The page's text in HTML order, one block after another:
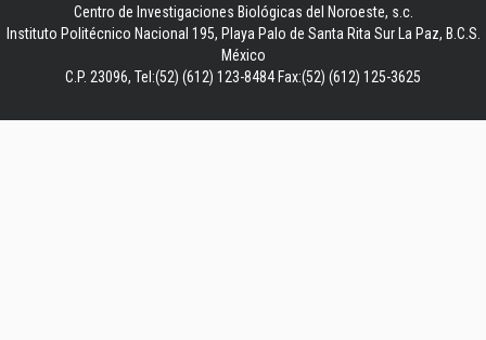
Centro de Investigaciones Biológicas del Noroeste, s.c.
Instituto Politécnico Nacional 195, Playa Palo de Santa Rita Sur La Paz, B.C.S.
México
C.P. 23096, Tel:(52) (612) 123-8484 Fax:(52) (612) 125-3625